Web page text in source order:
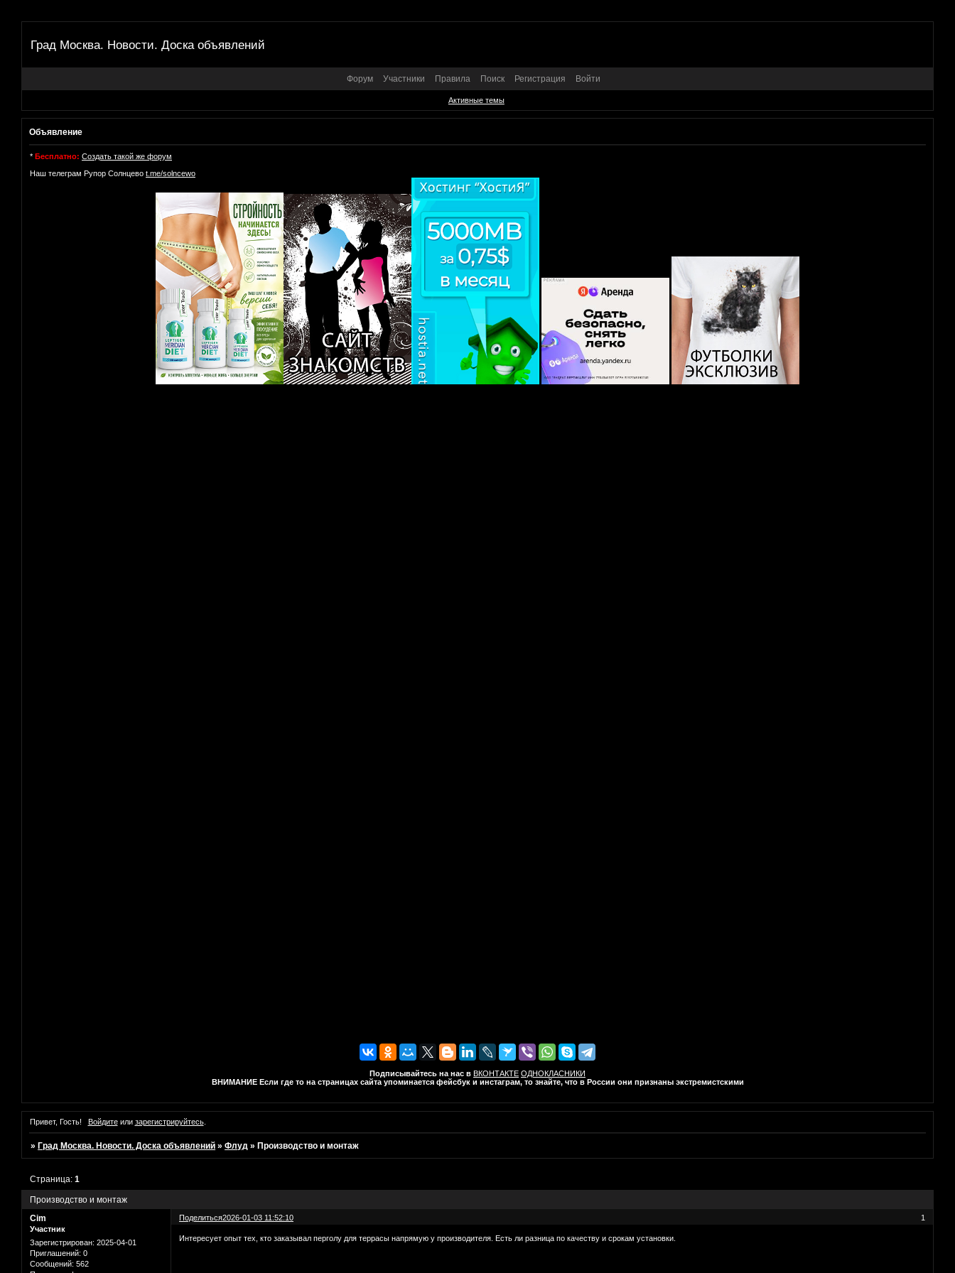
Град Москва. Новости. Доска объявлений
Форум Участники Правила Поиск Регистрация Войти
Активные темы
Объявление
* Бесплатно: Создать такой же форум
Наш телеграм Рупор Солнцево t.me/solncewo
Подписывайтесь на нас в ВКОНТАКТЕ ОДНОКЛАСНИКИ
ВНИМАНИЕ Если где то на страницах сайта упоминается фейсбук и инстаграм, то знайте, что в России они признаны экстремистскими
Привет, Гость! Войдитеили зарегистрируйтесь.
» Град Москва. Новости. Доска объявлений »Флуд » Производство и монтаж
Производство и монтаж
Страница:1
Поделиться 1
2026-01-03 11:52:10
Cim
Участник
Зарегистрирован: 2025-04-01
Приглашений: 0
Сообщений: 562
Интересует опыт тех, кто заказывал перголу для террасы напрямую у производителя. Есть ли разница по качеству и срокам установки.